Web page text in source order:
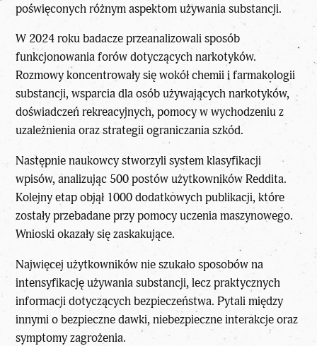
poświęconych różnym aspektom używania substancji.
W 2024 roku badacze przeanalizowali sposób
funkcjonowania forów dotyczących narkotyków.
Rozmowy koncentrowały się wokół chemii i farmakologii
substancji, wsparcia dla osób używających narkotyków,
doświadczeń rekreacyjnych, pomocy w wychodzeniu z
uzależnienia oraz strategii ograniczania szkód.
Następnie naukowcy stworzyli system klasyfikacji
wpisów, analizując 500 postów użytkowników Reddita.
Kolejny etap objął 1000 dodatkowych publikacji, które
zostały przebadane przy pomocy uczenia maszynowego.
Wnioski okazały się zaskakujące.
Najwięcej użytkowników nie szukało sposobów na
intensyfikację używania substancji, lecz praktycznych
informacji dotyczących bezpieczeństwa. Pytali między
innymi o bezpieczne dawki, niebezpieczne interakcje oraz
symptomy zagrożenia.